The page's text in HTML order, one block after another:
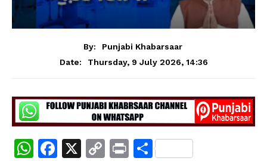
By:
Punjabi Khabarsaar
Date:
Thursday, 9 July 2026, 14:36
W
F
X
C
Pr S